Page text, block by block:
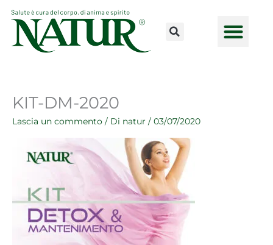
contenuto
KIT-DM-2020
Lascia un commento / Di natur / 03/07/2020